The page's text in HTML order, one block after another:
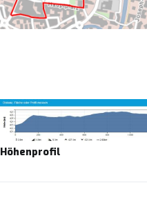
Höhenprofil